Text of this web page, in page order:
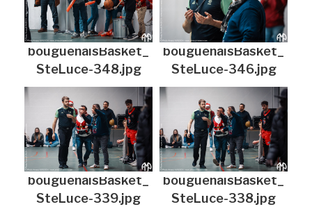
bouguenaisBasket_
SteLuce-348.jpg
bouguenaisBasket_
SteLuce-346.jpg
bouguenaisBasket_
SteLuce-339.jpg
bouguenaisBasket_
SteLuce-338.jpg